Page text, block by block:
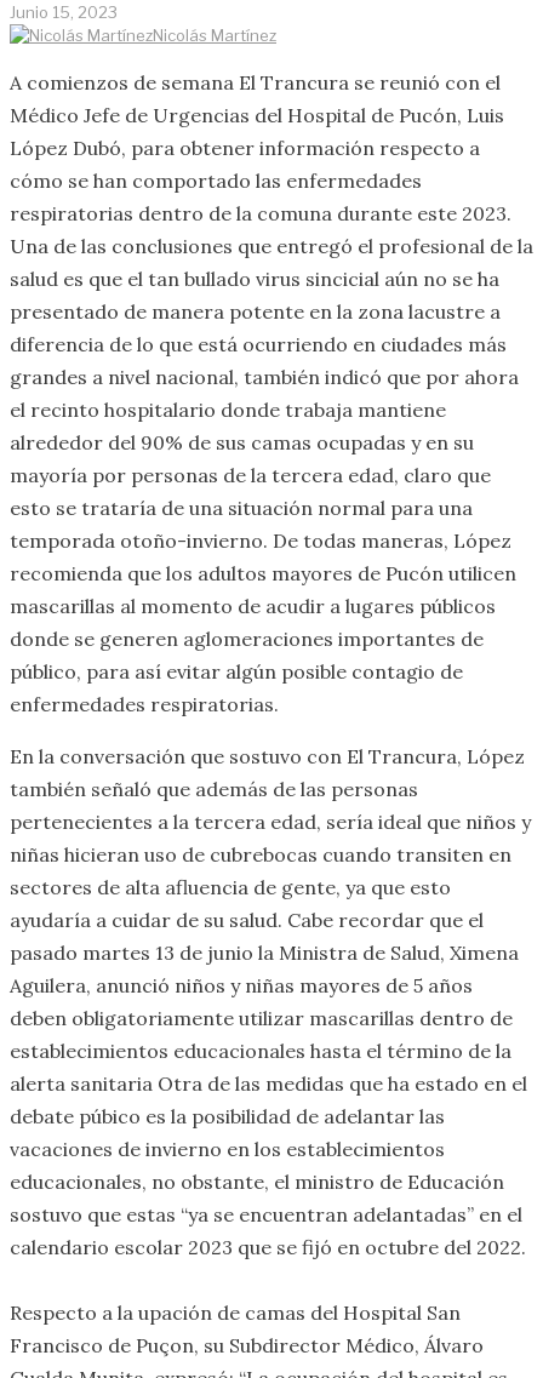
Junio 15, 2023
Nicolás Martínez
A comienzos de semana El Trancura se reunió con el
Médico Jefe de Urgencias del Hospital de Pucón, Luis
López Dubó, para obtener información respecto a
cómo se han comportado las enfermedades
respiratorias dentro de la comuna durante este 2023.
Una de las conclusiones que entregó el profesional de la
salud es que el tan bullado virus sincicial aún no se ha
presentado de manera potente en la zona lacustre a
diferencia de lo que está ocurriendo en ciudades más
grandes a nivel nacional, también indicó que por ahora
el recinto hospitalario donde trabaja mantiene
alrededor del 90% de sus camas ocupadas y en su
mayoría por personas de la tercera edad, claro que
esto se trataría de una situación normal para una
temporada otoño-invierno. De todas maneras, López
recomienda que los adultos mayores de Pucón utilicen
mascarillas al momento de acudir a lugares públicos
donde se generen aglomeraciones importantes de
público, para así evitar algún posible contagio de
enfermedades respiratorias.
En la conversación que sostuvo con El Trancura, López
también señaló que además de las personas
pertenecientes a la tercera edad, sería ideal que niños y
niñas hicieran uso de cubrebocas cuando transiten en
sectores de alta afluencia de gente, ya que esto
ayudaría a cuidar de su salud. Cabe recordar que el
pasado martes 13 de junio la Ministra de Salud, Ximena
Aguilera, anunció niños y niñas mayores de 5 años
deben obligatoriamente utilizar mascarillas dentro de
establecimientos educacionales hasta el término de la
alerta sanitaria Otra de las medidas que ha estado en el
debate púbico es la posibilidad de adelantar las
vacaciones de invierno en los establecimientos
educacionales, no obstante, el ministro de Educación
sostuvo que estas “ya se encuentran adelantadas” en el
calendario escolar 2023 que se fijó en octubre del 2022.
Respecto a la upación de camas del Hospital San
Francisco de Puçon, su Subdirector Médico, Álvaro